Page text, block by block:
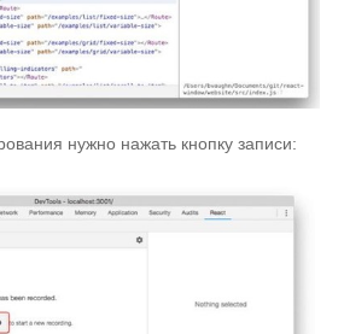
нужно нажать кнопку записи: